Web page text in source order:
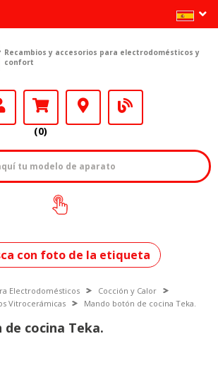
Recambios y accesorios para electrodomésticos y
confort
(0)
¿Cómo encontrar
tu modelo?
con foto de la etiqueta
Electrodomésticos
Cocción y Calor
Vitrocerámicas
Mando botón de cocina Teka.
cocina Teka.